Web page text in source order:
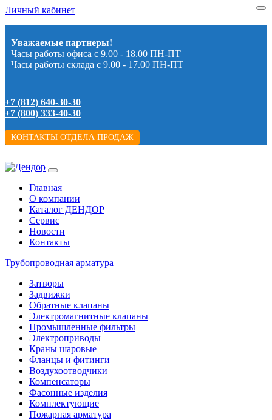
Личный кабинет
Уважаемые партнеры!
Часы работы офиса с 9.00 - 18.00 ПН-ПТ
Часы работы склада с 9.00 - 17.00 ПН-ПТ
+7 (812) 640-30-30
+7 (800) 333-40-30
КОНТАКТЫ ОТДЕЛА ПРОДАЖ
Главная
О компании
Каталог ДЕНДОР
Сервис
Новости
Контакты
Трубопроводная арматура
Затворы
Задвижки
Обратные клапаны
Электромагнитные клапаны
Промышленные фильтры
Электроприводы
Краны шаровые
Фланцы и фитинги
Воздухоотводчики
Компенсаторы
Фасонные изделия
Комплектующие
Пожарная арматура